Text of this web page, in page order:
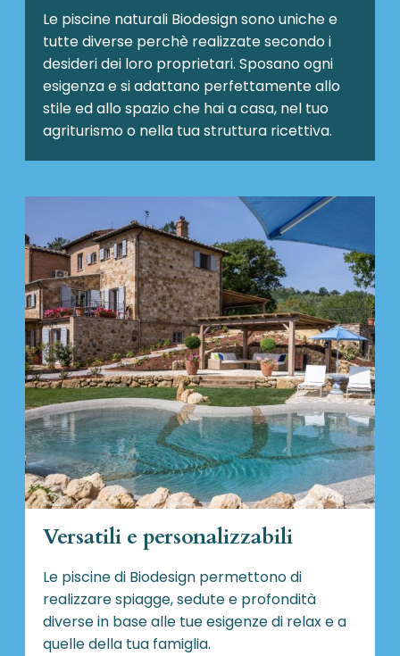
Le piscine naturali Biodesignsono uniche e
tutte diverse perchè realizzate secondo i
desideri dei loro proprietari. Sposano ogni
esigenza e si adattano perfettamente allo
stile ed allo spazio che hai a casa, nel tuo
agriturismo o nella tua struttura ricettiva.
Versatili e personalizzabili
Le piscine di Biodesign permettono di
realizzare spiagge, sedute e profondità
diverse in base alle tue esigenze di relax e a
quelle della tua famiglia.